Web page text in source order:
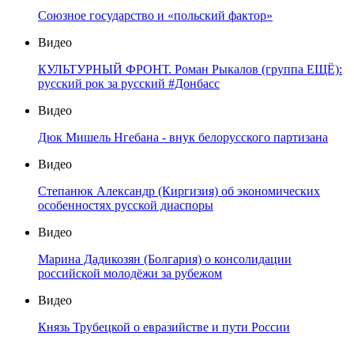
Союзное государство и «польский фактор»
Видео
КУЛЬТУРНЫЙ ФРОНТ. Роман Рыкалов (группа ЕЩЁ):
русский рок за русский #Донбасс
Видео
Дюк Мишель Нгебана - внук белорусского партизана
Видео
Степанюк Александр (Киргизия) об экономических
особенностях русской диаспоры
Видео
Марина Дадикозян (Болгария) о консолидации
российской молодёжи за рубежом
Видео
Князь Трубецкой о евразийстве и пути России